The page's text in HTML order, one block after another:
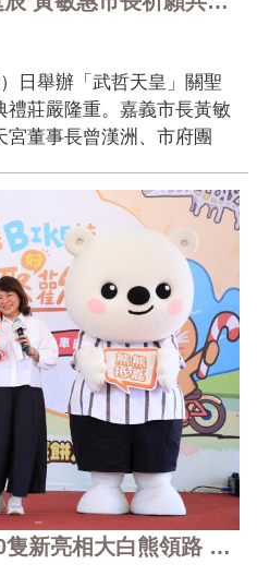
日舉辦「武哲天皇」關聖
莊嚴隆重。嘉義市長黃敏
董事長曾漢洲、市府團
行上香、初獻、亞獻及終獻
祝，祈求市運昌隆、市民平
嘉義市「熊出沒」！10隻新亮相大白熊領路 帶你解鎖城市景點